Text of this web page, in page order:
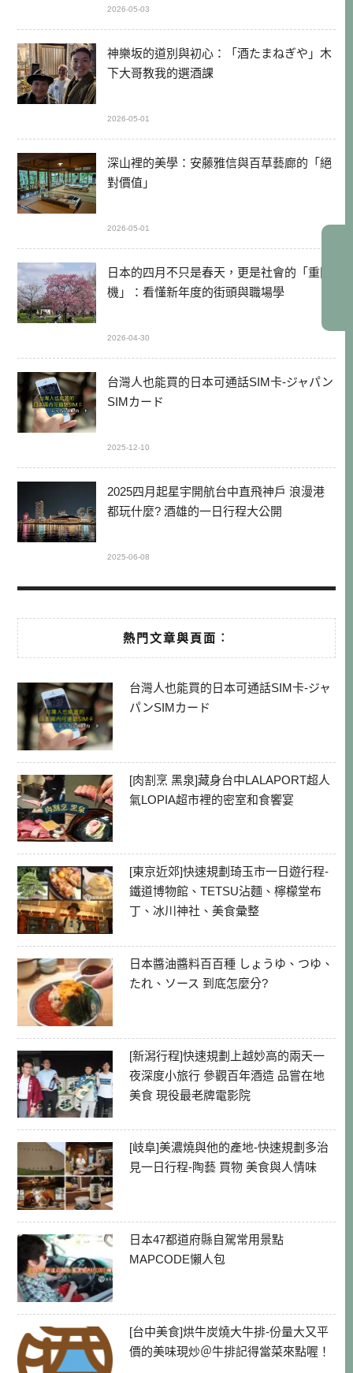
2026-05-03
神樂坂的道別與初心：「酒たまねぎや」木
下大哥教我的選酒課
2026-05-01
深山裡的美學：安藤雅信與百草藝廊的「絕
對價值」
2026-05-01
日本的四月不只是春天，更是社會的「重開
機」：看懂新年度的街頭與職場學
2026-04-30
台灣人也能買的日本可通話SIM卡-ジャパン
SIMカード
2025-12-10
2025四月起星宇開航台中直飛神戶 浪漫港
都玩什麼? 酒雄的一日行程大公開
2025-06-08
熱門文章與頁面︰
台灣人也能買的日本可通話SIM卡-ジャ
パンSIMカード
[肉割烹 黑泉]藏身台中LALAPORT超人
氣LOPIA超市裡的密室和食饗宴
[東京近郊]快速規劃琦玉市一日遊行程-
鐵道博物館、TETSU沾麵、檸檬堂布
丁、冰川神社、美食彙整
日本醬油醬料百百種 しょうゆ、つゆ、
たれ、ソース 到底怎麼分?
[新潟行程]快速規劃上越妙高的兩天一
夜深度小旅行 參觀百年酒造 品嘗在地
美食 現役最老牌電影院
[岐阜]美濃燒與他的產地-快速規劃多治
見一日行程-陶藝 買物 美食與人情味
日本47都道府縣自駕常用景點
MAPCODE懶人包
[台中美食]烘牛炭燒大牛排-份量大又平
價的美味現炒＠牛排記得當菜來點喔！